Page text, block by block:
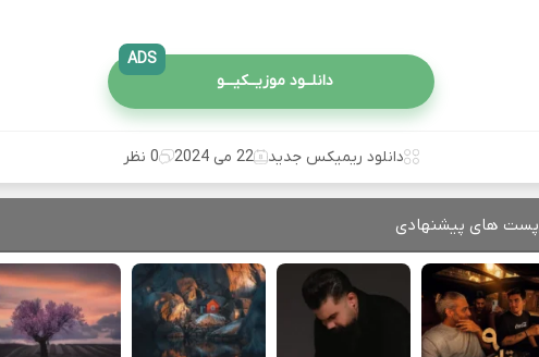
دانلــود موزیــکیـــو
ADS
دانلود ریمیکس جدید 22 می 2024 0 نظر
پست های پیشنهادی